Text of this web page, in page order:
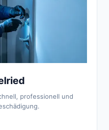
professionell und